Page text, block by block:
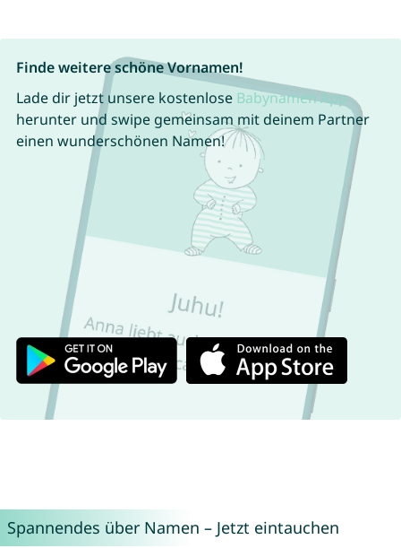
Finde weitere schöne Vornamen!
Lade dir jetzt unsere kostenlose Babynamen App
herunter und swipe gemeinsam mit deinem Partner
einen wunderschönen Namen!
Spannendes über Namen – Jetzt eintauchen